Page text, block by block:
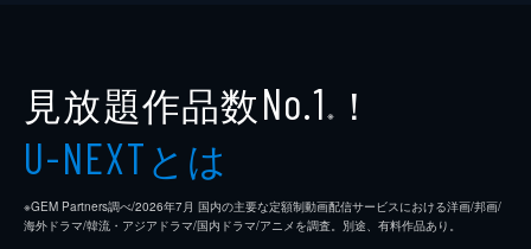
見放題作品数No.1 ※ ！
U-NEXTとは
※GEM Partners調べ/2026年7⽉ 国内の主要な定額制動画配信サービスにおける洋画/邦画/
海外ドラマ/韓流・アジアドラマ/国内ドラマ/アニメを調査。別途、有料作品あり。